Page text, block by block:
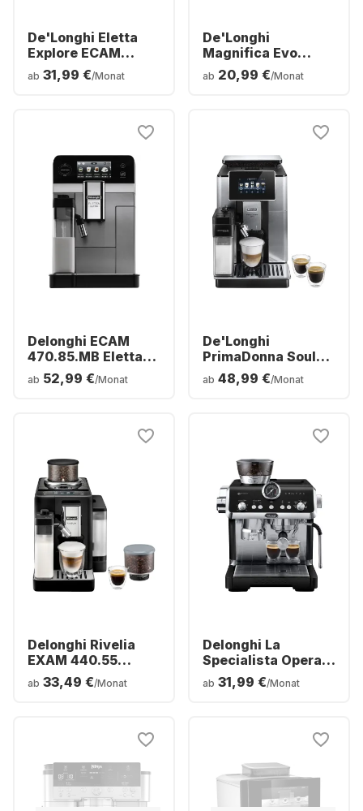
De'Longhi Eletta
Explore ECAM
450.55
Kaffeemaschine
ab 31,99 €/Monat
De'Longhi
Magnifica Evo
ECAM 290.81.TB
Kaffeemaschine
ab 20,99 €/Monat
Delonghi ECAM
470.85.MB Eletta
Ultra
ab 52,99 €/Monat
De'Longhi
PrimaDonna Soul
ECAM610.75.MB
Kaffeemaschine
ab 48,99 €/Monat
Delonghi Rivelia
EXAM 440.55
Kaffeemaschine
ab 33,49 €/Monat
Delonghi La
Specialista Opera
EC9555 Coffee
Machine
ab 31,99 €/Monat